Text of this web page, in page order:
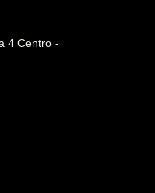
4 Centro -